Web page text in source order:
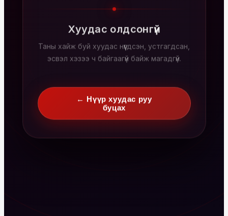
Хуудас олдсонгүй
Таны хайж буй хуудас нүүгдсэн, устгагдсан,
эсвэл хэзээ ч байгаагүй байж магадгүй.
← Нүүр хуудас руу
буцах